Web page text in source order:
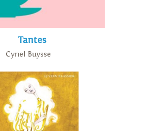
Tantes
Cyriel Buysse